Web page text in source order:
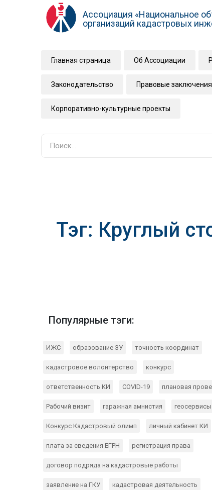
Ассоциация «Национальное
организаций кадастровых
Главная страница Об Ассоциации
Законодательство Правовые заключения
Корпоративно-культурные проекты
Тэг: Круглый
Популярные тэги:
ИЖС образование ЗУ точность координат
кадастровое волонтерство конкурс
ответственность КИ COVID-19 плановая
Рабочий визит гаражная амнистия геосервисы
Конкурс Кадастровый олимп личный кабинет КИ
плата за сведения ЕГРН регистрация права
договор подряда на кадастровые работы
заявление на ГКУ кадастровая деятельность